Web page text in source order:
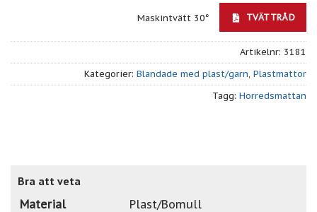
Maskintvätt 30° TVÄTTRÅD
Artikelnr: 3181
Kategorier: Blandade med plast/garn, Plastmattor
Tagg: Horredsmattan
Bra att veta
Material
Plast/Bomull